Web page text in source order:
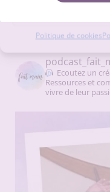
Politique de cookies
On se retrouve sur
Ecoutez un
Ressources et
vivre de leur